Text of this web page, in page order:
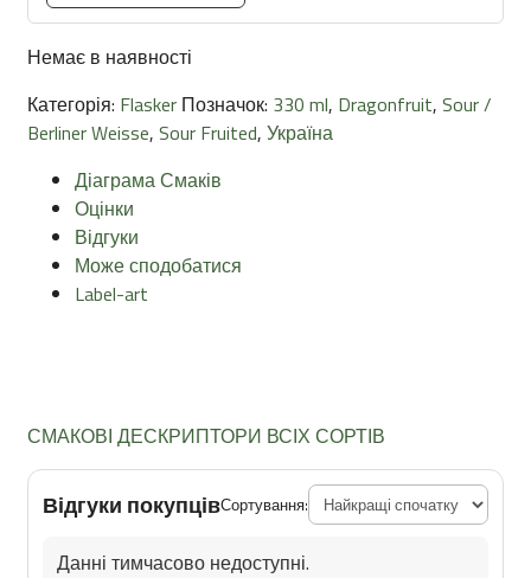
Немає в наявності
Категорія: Flasker Позначок: 330 ml, Dragonfruit, Sour /
Berliner Weisse, Sour Fruited, Україна
Діаграма Смаків
Оцінки
Відгуки
Може сподобатися
Label-art
СМАКОВІ ДЕСКРИПТОРИ ВСІХ СОРТІВ
Відгуки покупцівСортування:
Данні тимчасово недоступні.